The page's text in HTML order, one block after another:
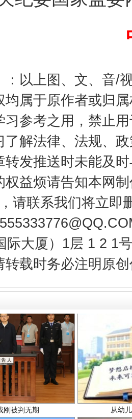
：以上图、文、音/
均属于原作者或归
习参考之用，禁止
了解法律、法规、
转发推送时未能及
权益烦请告知本网
请联系我们将立即
际大厦）1层 1 2 1
转载时务必注明原
不息 一
责幌子
刚被判无期 从幼